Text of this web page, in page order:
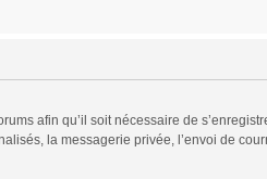
afin qu’il soit nécessaire de
la messagerie privée, l’envoi de